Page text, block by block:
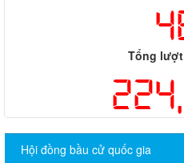
Tổng
Hội đồng bầu cử quốc gia